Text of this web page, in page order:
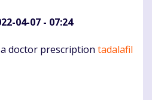
04-07 - 07:24
doctor prescription tadalafil